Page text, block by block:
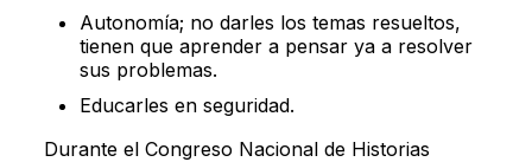
Autonomía; no darles los temas resueltos,
tienen que aprender a pensar ya a resolver
sus problemas.
Educarles en seguridad.
Durante el Congreso Nacional de Historias